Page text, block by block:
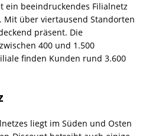
ein beeindruckendes Filialnetz
Mit über viertausend Standorten
präsent. Die
400 und 1.500
finden Kunden rund 3.600
liegt im Süden und Osten